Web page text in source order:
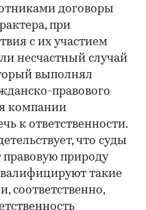
договоры
при
с их участием
несчастный случай
выполнял
правового
компании
к ответственности.
что суды
природу
такие
соответственно,